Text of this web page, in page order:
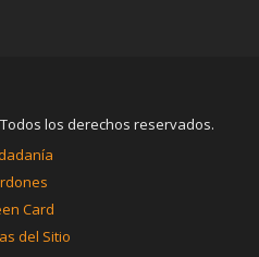
los derechos reservados.
Card
del Sitio